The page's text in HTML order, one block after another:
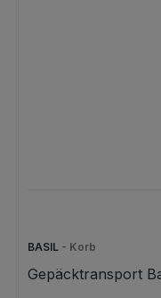
BASIL - Korb
Gepäcktransport